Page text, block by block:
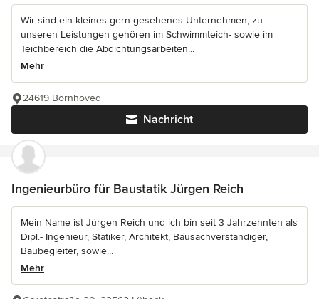
Wir sind ein kleines gern gesehenes Unternehmen, zu
unseren Leistungen gehören im Schwimmteich- sowie im
Teichbereich die Abdichtungsarbeiten...
Mehr
Nachricht
24619 Bornhöved
Ingenieurbüro für Baustatik Jürgen Reich
Mein Name ist Jürgen Reich und ich bin seit 3 Jahrzehnten als
Dipl.- Ingenieur, Statiker, Architekt, Bausachverständiger,
Baubegleiter, sowie...
Mehr